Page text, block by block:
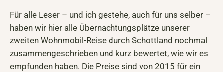
Für alle Leser – und ich gestehe, auch für uns selber –
haben wir hier alle Übernachtungsplätze unserer
zweiten Wohnmobil-Reise durch Schottland nochmal
zusammengeschrieben und kurz bewertet, wie wir es
empfunden haben. Die Preise sind von 2015 für ein